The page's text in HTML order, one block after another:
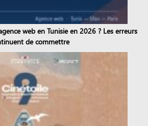
web en Tunisie en 2026 ? Les erreurs
de commettre